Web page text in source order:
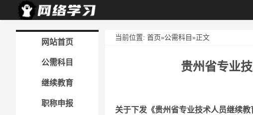
网站首页
公需科目
继续教育
职称申报
当前位置:首页»公需科目»正文
贵州省专业
关于下发《贵州省专业技术人员继续